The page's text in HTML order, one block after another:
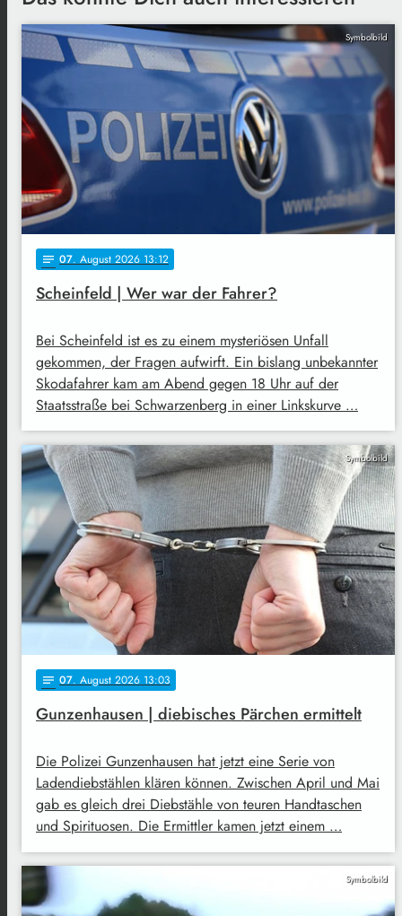
Symbolbild
notes 07. August 2026 13:12
Scheinfeld | Wer war der Fahrer?
Bei Scheinfeld ist es zu einem mysteriösen Unfall
gekommen, der Fragen aufwirft. Ein bislang unbekannter
Skodafahrer kam am Abend gegen 18 Uhr auf der
Staatsstraße bei Schwarzenberg in einer Linkskurve …
Symbolbild
notes 07. August 2026 13:03
Gunzenhausen | diebisches Pärchen ermittelt
Die Polizei Gunzenhausen hat jetzt eine Serie von
Ladendiebstählen klären können. Zwischen April und Mai
gab es gleich drei Diebstähle von teuren Handtaschen
und Spirituosen. Die Ermittler kamen jetzt einem …
Symbolbild